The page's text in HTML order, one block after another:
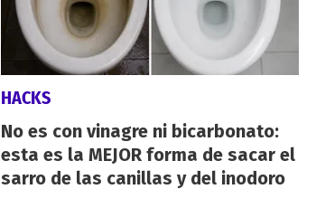
HACKS
No es con vinagre ni bicarbonato:
esta es la MEJOR forma de sacar el
sarro de las canillas y del inodoro